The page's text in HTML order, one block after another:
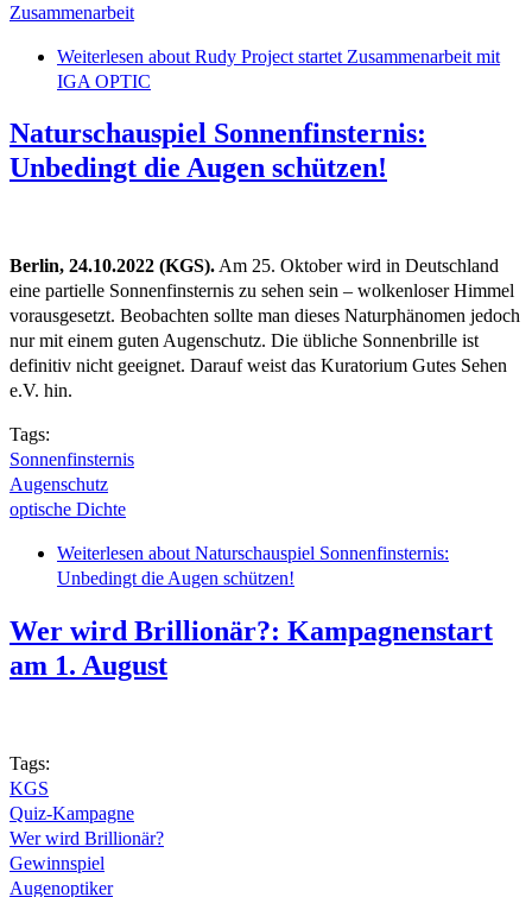
Zusammenarbeit
Weiterlesen about Rudy Project startet Zusammenarbeit mit
IGA OPTIC
Naturschauspiel Sonnenfinsternis:
Unbedingt die Augen schützen!
Berlin, 24.10.2022 (KGS). Am 25. Oktober wird in Deutschland
eine partielle Sonnenfinsternis zu sehen sein – wolkenloser Himmel
vorausgesetzt. Beobachten sollte man dieses Naturphänomen jedoch
nur mit einem guten Augenschutz. Die übliche Sonnenbrille ist
definitiv nicht geeignet. Darauf weist das Kuratorium Gutes Sehen
e.V. hin.
Tags:
Sonnenfinsternis
Augenschutz
optische Dichte
Weiterlesen about Naturschauspiel Sonnenfinsternis:
Unbedingt die Augen schützen!
Wer wird Brillionär?: Kampagnenstart
am 1. August
Tags:
KGS
Quiz-Kampagne
Wer wird Brillionär?
Gewinnspiel
Augenoptiker